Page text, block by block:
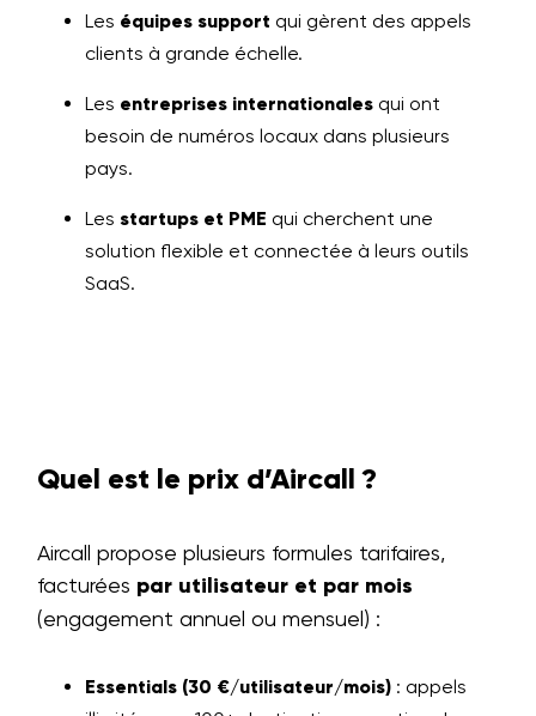
Les équipes support qui gèrent des appels
clients à grande échelle.
Les entreprises internationales qui ont
besoin de numéros locaux dans plusieurs
pays.
Les startups et PME qui cherchent une
solution flexible et connectée à leurs outils
SaaS.
Quel est le prix d’Aircall ?
Aircall propose plusieurs formules tarifaires,
facturées par utilisateur et par mois
(engagement annuel ou mensuel) :
Essentials (30 €/utilisateur/mois) : appels